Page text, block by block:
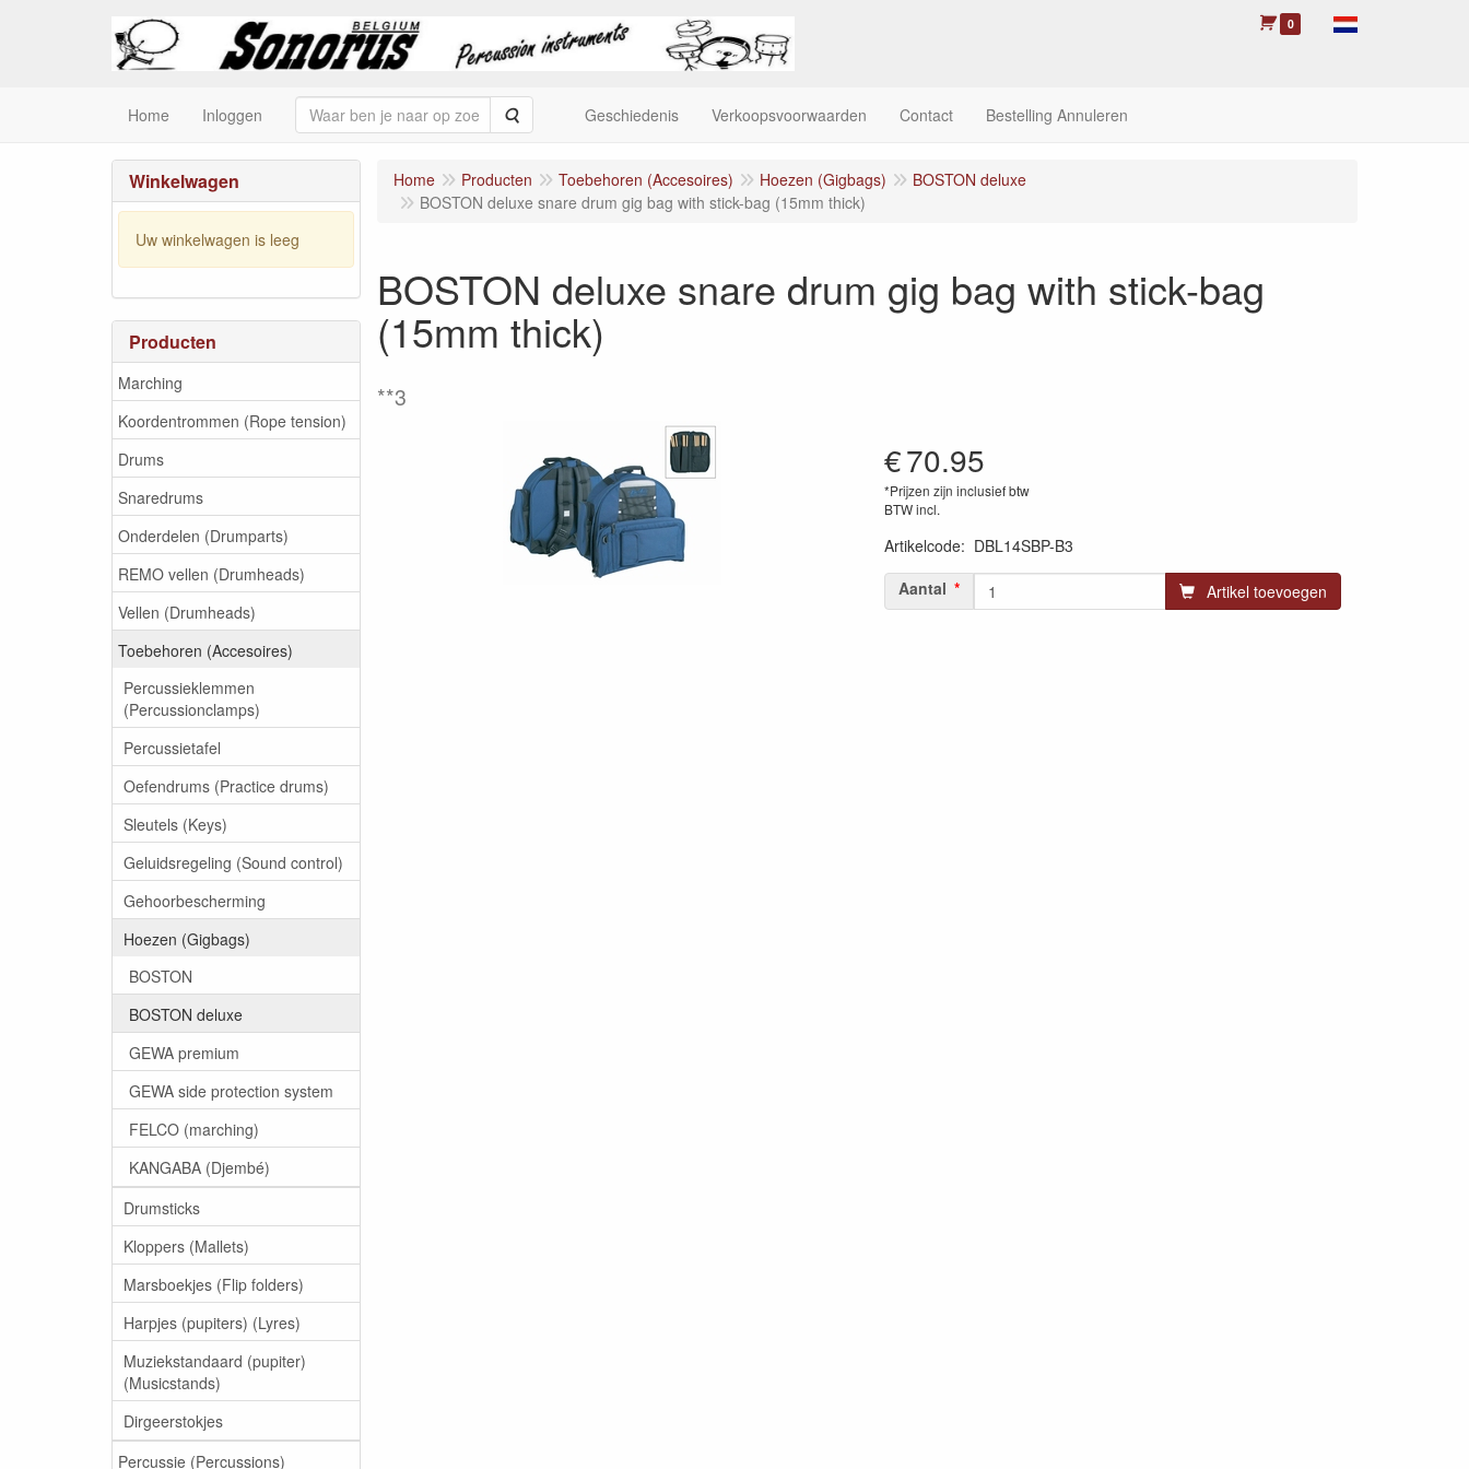
0
Home Inloggen Zoeken Geschiedenis Verkoopsvoorwaarden Contact Bestelling Annuleren
Winkelwagen
Uw winkelwagen is leeg
Producten
Marching
Koordentrommen (Rope tension)
Drums
Snaredrums
Onderdelen (Drumparts)
REMO vellen (Drumheads)
Vellen (Drumheads)
Toebehoren (Accesoires)
Percussieklemmen
(Percussionclamps)
Percussietafel
Oefendrums (Practice drums)
Sleutels (Keys)
Geluidsregeling (Sound control)
Gehoorbescherming
Hoezen (Gigbags)
BOSTON
BOSTON deluxe
GEWA premium
GEWA side protection system
FELCO (marching)
KANGABA (Djembé)
Drumsticks
Kloppers (Mallets)
Marsboekjes (Flip folders)
Harpjes (pupiters) (Lyres)
Muziekstandaard (pupiter)
(Musicstands)
Dirgeerstokjes
Percussie (Percussions)
Home Producten Toebehoren (Accesoires) Hoezen (Gigbags)
BOSTON deluxe
BOSTON deluxe snare drum gig bag with stick-bag (15mm thick)
BOSTON deluxe snare drum gig bag with stick-bag
(15mm thick)
**3
€70.95
*Prijzen zijn inclusief btw
BTW incl.
Artikelcode: DBL14SBP-B3
Aantal
Artikel toevoegen